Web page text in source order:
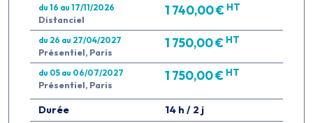
du 16 au 17/11/2026
Distanciel
1 740,00 € HT
du 26 au 27/04/2027
Présentiel, Paris
1 750,00 € HT
du 05 au 06/07/2027
Présentiel, Paris
1 750,00 € HT
Durée 14 h / 2 j